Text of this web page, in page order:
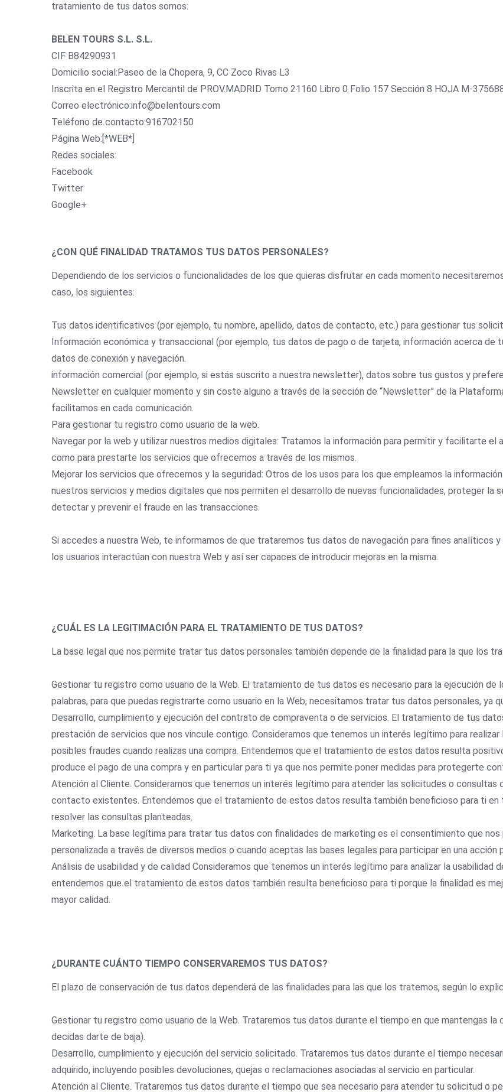
tratamiento de tus datos somos:
BELEN TOURS S.L. S.L.
CIF B84290931
Domicilio social:Paseo de la Chopera, 9, CC Zoco Rivas L3
Inscrita en el Registro Mercantil de PROV.MADRID Tomo 21160 Libro 0 Folio 157 Sección 8 HOJA M-
Correo electrónico:info@belentours.com
Teléfono de contacto:916702150
Página Web:[*WEB*]
Redes sociales:
Facebook
Twitter
Google+
¿CON QUÉ FINALIDAD TRATAMOS TUS DATOS PERSONALES?
Dependiendo de los servicios o funcionalidades de los que quieras disfrutar en cada momento
caso, los siguientes:
Tus datos identificativos (por ejemplo, tu nombre, apellido, datos de contacto, etc.) para gestionar tus
Información económica y transaccional (por ejemplo, tus datos de pago o de tarjeta, información acerca de
datos de conexión y navegación.
información comercial (por ejemplo, si estás suscrito a nuestra newsletter), datos sobre tus gustos y
Newsletter en cualquier momento y sin coste alguno a través de la sección de “Newsletter” de la
facilitamos en cada comunicación.
Para gestionar tu registro como usuario de la web.
Navegar por la web y utilizar nuestros medios digitales: Tratamos la información para permitir y facilitarte
como para prestarte los servicios que ofrecemos a través de los mismos.
Mejorar los servicios que ofrecemos y la seguridad: Otros de los usos para los que empleamos la
nuestros servicios y medios digitales que nos permiten el desarrollo de nuevas funcionalidades, proteger la
detectar y prevenir el fraude en las transacciones.
Si accedes a nuestra Web, te informamos de que trataremos tus datos de navegación para fines analíticos
los usuarios interactúan con nuestra Web y así ser capaces de introducir mejoras en la misma.
¿CUÁL ES LA LEGITIMACIÓN PARA EL TRATAMIENTO DE TUS DATOS?
La base legal que nos permite tratar tus datos personales también depende de la finalidad para la que los
Gestionar tu registro como usuario de la Web. El tratamiento de tus datos es necesario para la ejecución
palabras, para que puedas registrarte como usuario en la Web, necesitamos tratar tus datos personales, ya
Desarrollo, cumplimiento y ejecución del contrato de compraventa o de servicios. El tratamiento de tus
prestación de servicios que nos vincule contigo. Consideramos que tenemos un interés legítimo para
posibles fraudes cuando realizas una compra. Entendemos que el tratamiento de estos datos resulta
produce el pago de una compra y en particular para ti ya que nos permite poner medidas para protegerte
Atención al Cliente. Consideramos que tenemos un interés legítimo para atender las solicitudes o
contacto existentes. Entendemos que el tratamiento de estos datos resulta también beneficioso para ti
resolver las consultas planteadas.
Marketing. La base legítima para tratar tus datos con finalidades de marketing es el consentimiento que
personalizada a través de diversos medios o cuando aceptas las bases legales para participar en una acción
Análisis de usabilidad y de calidad Consideramos que tenemos un interés legítimo para analizar la usabilidad
entendemos que el tratamiento de estos datos también resulta beneficioso para ti porque la finalidad es
mayor calidad.
¿DURANTE CUÁNTO TIEMPO CONSERVAREMOS TUS DATOS?
El plazo de conservación de tus datos dependerá de las finalidades para las que los tratemos, según lo
Gestionar tu registro como usuario de la Web. Trataremos tus datos durante el tiempo en que mantengas la
decidas darte de baja).
Desarrollo, cumplimiento y ejecución del servicio solicitado. Trataremos tus datos durante el tiempo
adquirido, incluyendo posibles devoluciones, quejas o reclamaciones asociadas al servicio en particular.
Atención al Cliente. Trataremos tus datos durante el tiempo que sea necesario para atender tu solicitud o